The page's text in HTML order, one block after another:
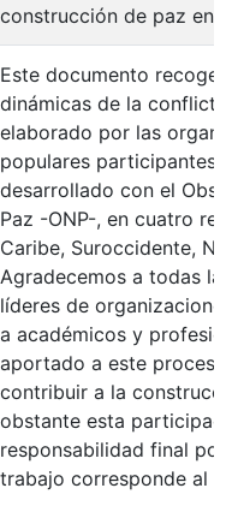
construcción de paz en
Este documento recoge
dinámicas de la
elaborado por las
populares participantes
desarrollado con el
Paz -ONP-, en cuatro
Caribe, Suroccidente,
Agradecemos a todas
líderes de
a académicos y
aportado a este
contribuir a la
obstante esta
responsabilidad final
trabajo corresponde al